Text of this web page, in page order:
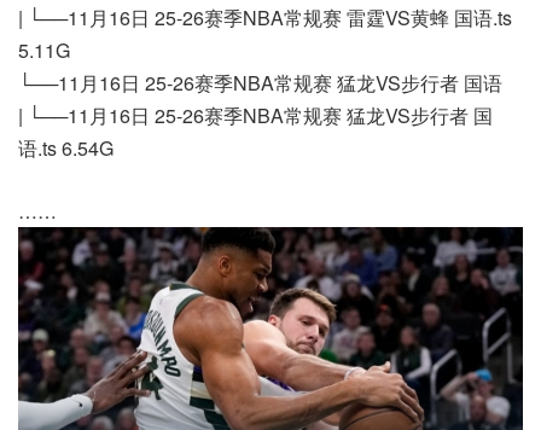
| └──11月16日 25-26赛季NBA常规赛 雷霆VS黄蜂 国语.ts
5.11G
└──11月16日 25-26赛季NBA常规赛 猛龙VS步行者 国语
| └──11月16日 25-26赛季NBA常规赛 猛龙VS步行者 国
语.ts 6.54G
……